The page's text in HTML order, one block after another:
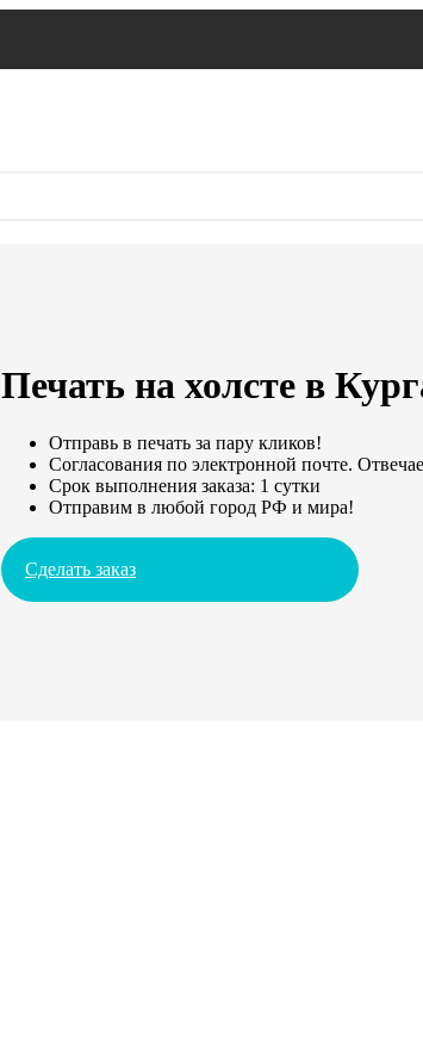
Печать на холсте в
Отправь в печать за пару кликов!
Согласования по электронной почте.
Срок выполнения заказа: 1 сутки
Отправим в любой город РФ и мира!
Сделать заказ